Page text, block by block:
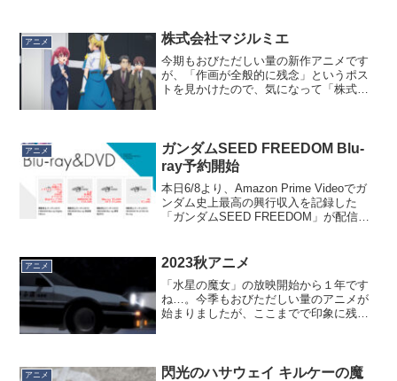
す。
アニメ 株式会社マジルミエ
今期もおびただしい量の新作アニメです
が、「作画が全般的に残念」というポス
トを見かけたので、気になって「株式会
は全然普通に見える。何が悪...
アニメ
ガンダムSEED FREEDOM Blu-
ray予約開始
本日6/8より、Amazon Prime Videoでガ
ンダム史上最高の興行収入を記録した
「ガンダムSEED FREEDOM」が配信開
されました...
アニメ 2023秋アニメ
「水星の魔女」の放映開始から１年です
ね…。今季もおびただしい量のアニメが
始まりましたが、ここまでで印象に残っ
聴者を重ねているのは...
アニメ
閃光のハサウェイ キルケーの魔